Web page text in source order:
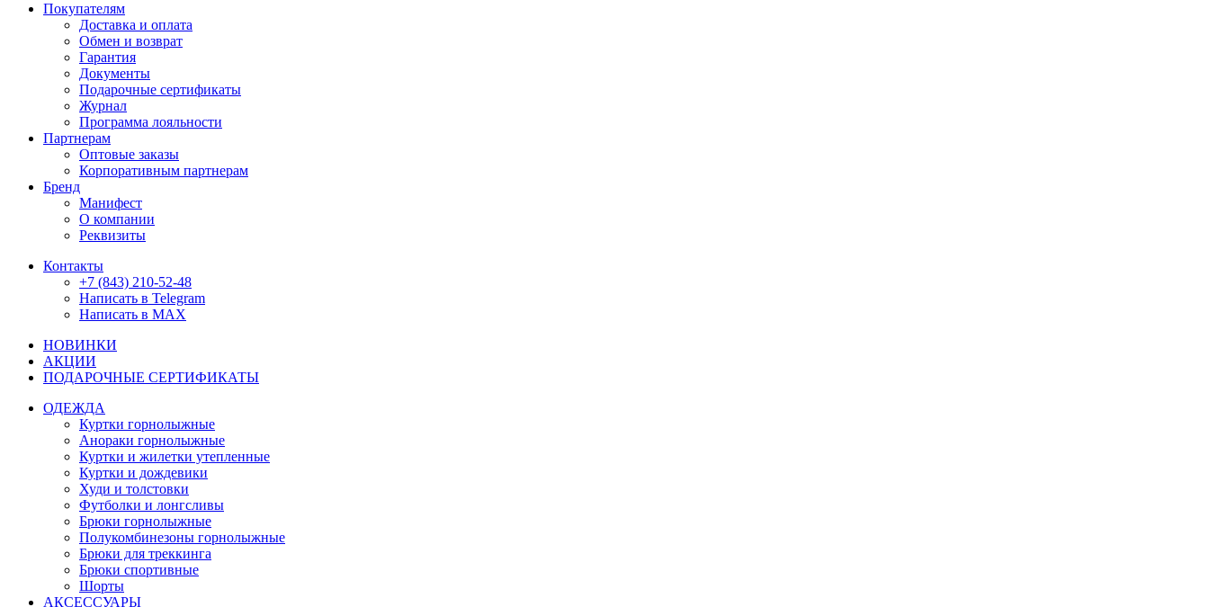
Покупателям
Доставка и оплата
Обмен и возврат
Гарантия
Документы
Подарочные сертификаты
Журнал
Программа лояльности
Партнерам
Оптовые заказы
Корпоративным партнерам
Бренд
Манифест
О компании
Реквизиты
Контакты
+7 (843) 210-52-48
Написать в Telegram
Написать в MAX
НОВИНКИ
АКЦИИ
ПОДАРОЧНЫЕ СЕРТИФИКАТЫ
ОДЕЖДА
Куртки горнолыжные
Анораки горнолыжные
Куртки и жилетки утепленные
Куртки и дождевики
Худи и толстовки
Футболки и лонгсливы
Брюки горнолыжные
Полукомбинезоны горнолыжные
Брюки для треккинга
Брюки спортивные
Шорты
АКСЕССУАРЫ